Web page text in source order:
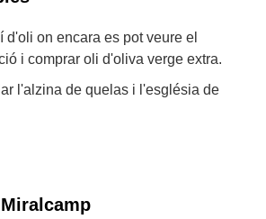
d'oli on encara es pot veure el
i comprar oli d'oliva verge extra.
l'alzina de quelas i l'església de